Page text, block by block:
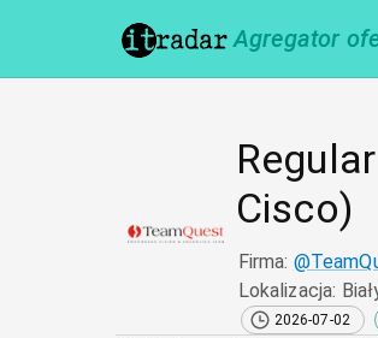
Agregator
Cisco)
Firma: @
Lokalizacja:
2026-07-02